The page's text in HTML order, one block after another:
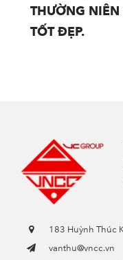
THƯỜNG
TỐT ĐẸP.
183 Huỳnh Thúc
vanthu@vncc.vn